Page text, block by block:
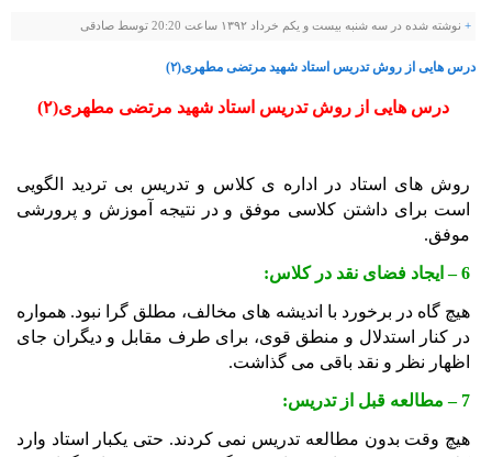
+ نوشته شده در سه شنبه بیست و یکم خرداد ۱۳۹۲ ساعت 20:20 توسط صادقی
درس هايی از روش تدريس استاد شهيد مرتضی مطهری(۲)
درس هايی از روش تدريس استاد شهيد مرتضی مطهری(۲)
روش های استاد در اداره ی کلاس و تدریس بی تردید الگویی
است برای داشتن کلاسی موفق و در نتیجه آموزش و پرورشی
موفق.
6 – ایجاد فضای نقد در کلاس:
هیچ گاه در برخورد با اندیشه های مخالف، مطلق گرا نبود. همواره
در کنار استدلال و منطق قوی، برای طرف مقابل و دیگران جای
اظهار نظر و نقد باقی می گذاشت.
7 – مطالعه قبل از تدریس:
هیچ وقت بدون مطالعه تدریس نمی کردند. حتی یکبار استاد وارد